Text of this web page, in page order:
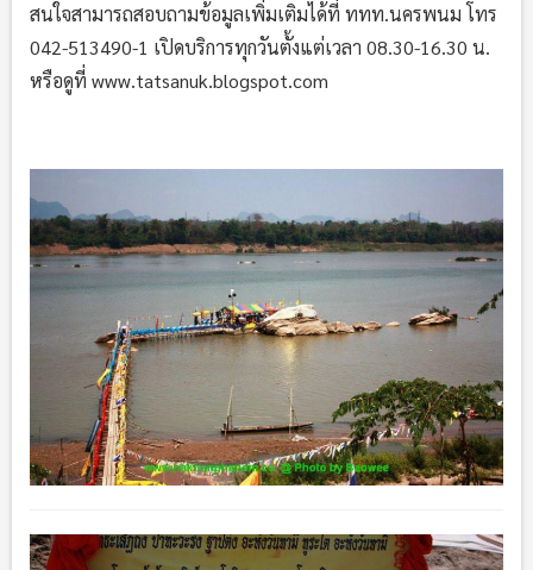
สนใจสามารถสอบถามข้อมูลเพิ่มเติมได้ที่ ททท.นครพนม โทร
042-513490-1 เปิดบริการทุกวันตั้งแต่เวลา 08.30-16.30 น.
หรือดูที่ www.tatsanuk.blogspot.com